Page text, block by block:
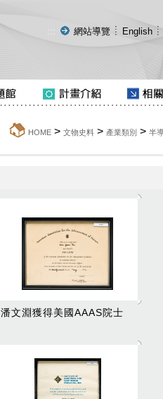
::: 網站導覽 English
HOME> 文物史料> 產業類別 > 半
潘文淵獲得美國AAAS院士